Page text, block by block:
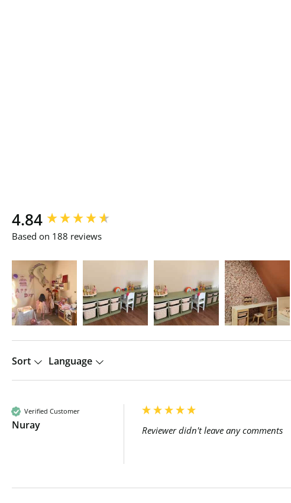
4.84
Based on 188 reviews
Sort Language
Verified Customer
Nuray Reviewer didn't leave any comments
New content loaded